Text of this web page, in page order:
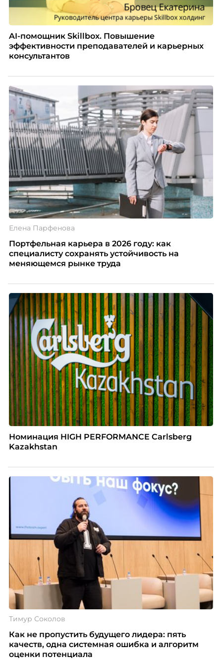
AI-помощник Skillbox. Повышение
эффективности преподавателей и карьерных
консультантов
Елена Парфенова
Портфельная карьера в 2026 году: как
специалисту сохранять устойчивость на
меняющемся рынке труда
Номинация HIGH PERFORMANCE Carlsberg
Kazakhstan
Тимур Соколов
Как не пропустить будущего лидера: пять
качеств, одна системная ошибка и алгоритм
оценки потенциала